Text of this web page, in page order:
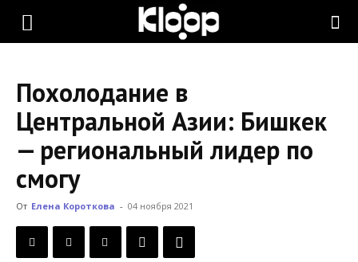
KLOOP.KG
Новости
Кыргызстана
Похолодание в
Центральной Азии: Бишкек
— региональный лидер по
смогу
От Елена Короткова - 04 ноября 2021